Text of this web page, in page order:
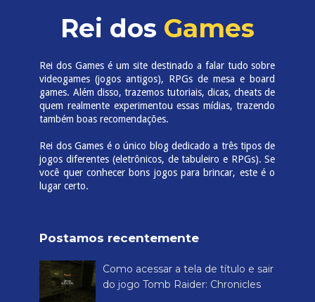
Rei dos Games
Rei dos Games é um site destinado a falar tudo sobre
videogames (jogos antigos), RPGs de mesa e board
games. Além disso, trazemos tutoriais, dicas, cheats de
quem realmente experimentou essas mídias, trazendo
também boas recomendações.
Rei dos Games é o único blog dedicado a três tipos de
jogos diferentes (eletrônicos, de tabuleiro e RPGs). Se
você quer conhecer bons jogos para brincar, este é o
lugar certo.
Postamos recentemente
Como acessar a tela de título e sair
do jogo Tomb Raider: Chronicles